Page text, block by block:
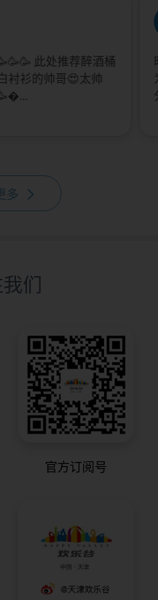
此处推荐醉酒桶
衬衫的帅哥😍太帅
多
们
官方订阅号